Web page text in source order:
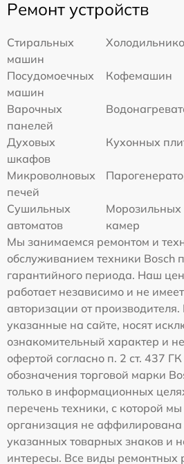
Ремонт устройств
Стиральных
машин
Посудомоечных
машин
Кофемашин
Варочных
панелей
Духовых
шкафов
Кухонных
Микроволновых
печей
Сушильных
автоматов
Морозильных
камер
Мы занимаемся ремонтом и
обслуживанием техники Bosch
гарантийного периода. Наш
работает независимо и не
авторизации от
указанные на сайте, носят
ознакомительный характер и
офертой согласно п. 2 ст. 437
обозначения торговой марки
только в информационных
перечень техники, с которой
организация не аффилирована
указанных товарных знаков и
интересы. Все виды ремонтных